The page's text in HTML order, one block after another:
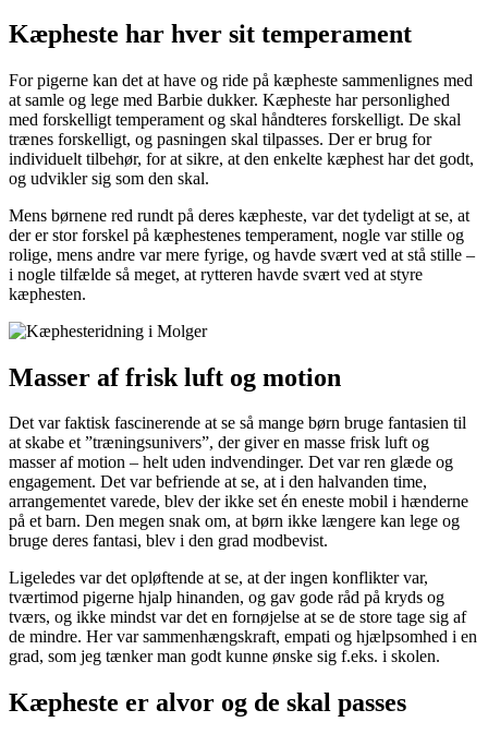
Kæpheste har hver sit temperament
For pigerne kan det at have og ride på kæpheste sammenlignes med
at samle og lege med Barbie dukker. Kæpheste har personlighed
med forskelligt temperament og skal håndteres forskelligt. De skal
trænes forskelligt, og pasningen skal tilpasses. Der er brug for
individuelt tilbehør, for at sikre, at den enkelte kæphest har det godt,
og udvikler sig som den skal.
Mens børnene red rundt på deres kæpheste, var det tydeligt at se, at
der er stor forskel på kæphestenes temperament, nogle var stille og
rolige, mens andre var mere fyrige, og havde svært ved at stå stille –
i nogle tilfælde så meget, at rytteren havde svært ved at styre
kæphesten.
Masser af frisk luft og motion
Det var faktisk fascinerende at se så mange børn bruge fantasien til
at skabe et ”træningsunivers”, der giver en masse frisk luft og
masser af motion – helt uden indvendinger. Det var ren glæde og
engagement. Det var befriende at se, at i den halvanden time,
arrangementet varede, blev der ikke set én eneste mobil i hænderne
på et barn. Den megen snak om, at børn ikke længere kan lege og
bruge deres fantasi, blev i den grad modbevist.
Ligeledes var det opløftende at se, at der ingen konflikter var,
tværtimod pigerne hjalp hinanden, og gav gode råd på kryds og
tværs, og ikke mindst var det en fornøjelse at se de store tage sig af
de mindre. Her var sammenhængskraft, empati og hjælpsomhed i en
grad, som jeg tænker man godt kunne ønske sig f.eks. i skolen.
Kæpheste er alvor og de skal passes